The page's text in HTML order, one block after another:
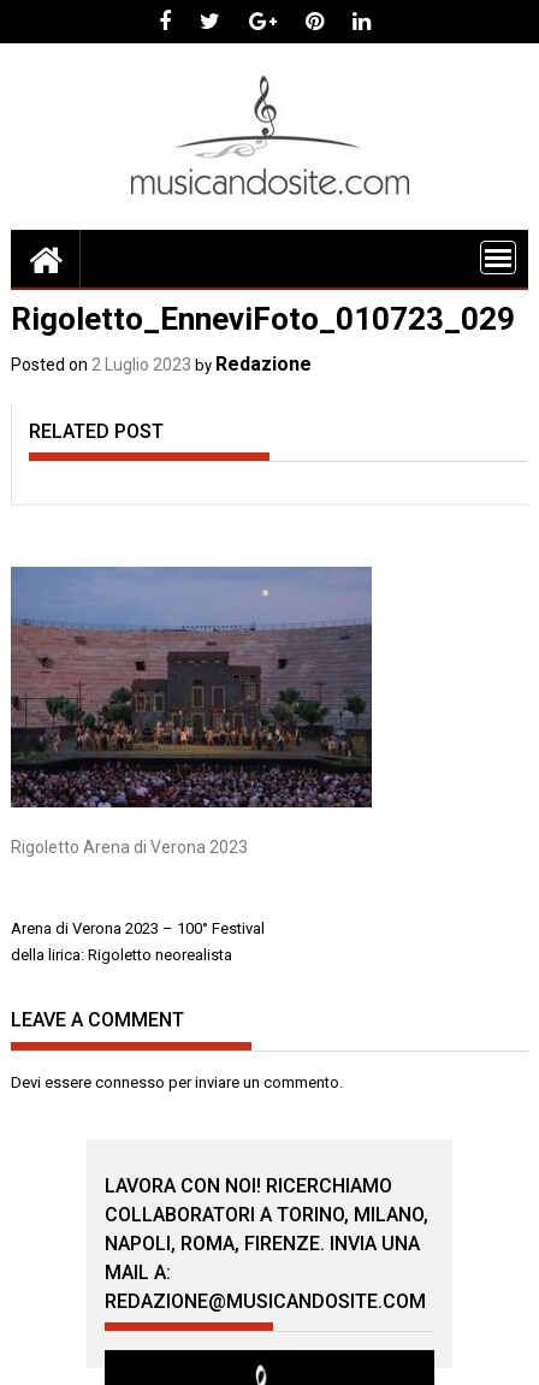
Rigoletto_EnneviFoto_010723_029
Posted on 2 Luglio 2023 by Redazione
RELATED POST
Rigoletto Arena di Verona 2023
Navigazione
articoli
Arena di Verona 2023 – 100° Festival
della lirica: Rigoletto neorealista
LEAVE A COMMENT
Devi essereconnesso per inviare un commento.
LAVORA CON NOI! RICERCHIAMO
COLLABORATORI A TORINO, MILANO,
NAPOLI, ROMA, FIRENZE. INVIA UNA
MAIL A:
REDAZIONE@MUSICANDOSITE.COM